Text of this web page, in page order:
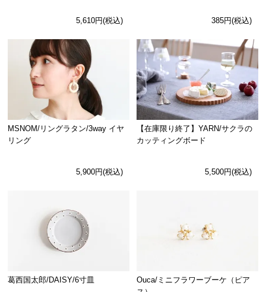
5,610円(税込) 385円(税込)
MSNOM/リングラタン/3way イヤ
リング
5,900円(税込)
【在庫限り終了】YARN/サクラの
カッティングボード
5,500円(税込)
葛西国太郎/DAISY/6寸皿
Ouca/ミニフラワーブーケ（ピア